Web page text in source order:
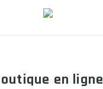
en ligne